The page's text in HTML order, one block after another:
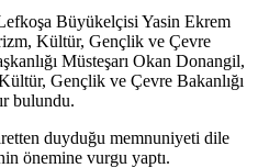
Büyükelçisi Yasin Ekrem
Kültür, Gençlik ve Çevre
Müsteşarı Okan Donangil,
Gençlik ve Çevre Bakanlığı
bulundu.
duyduğu memnuniyeti dile
önemine vurgu yaptı.